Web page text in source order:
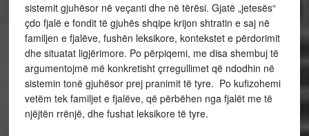
sistemit gjuhësor në veçanti dhe në tërësi. Gjatë „jetesës“
çdo fjalë e fondit të gjuhës shqipe krijon shtratin e saj në
familjen e fjalëve, fushën leksikore, kontekstet e përdorimit
dhe situatat ligjërimore. Po përpiqemi, me disa shembuj të
argumentojmë më konkretisht çrregullimet që ndodhin në
sistemin tonë gjuhësor prej pranimit të tyre. Po kufizohemi
vetëm tek familjet e fjalëve, që përbëhen nga fjalët me të
njëjtën rrënjë, dhe fushat leksikore të tyre.